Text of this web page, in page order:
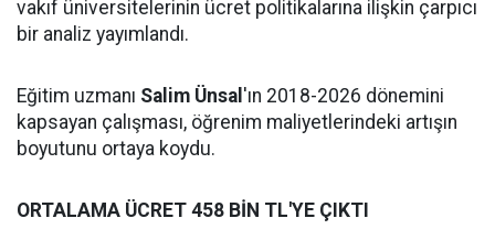
vakıf üniversitelerinin ücret politikalarına ilişkin çarpıcı
bir analiz yayımlandı.
Eğitim uzmanı Salim Ünsal 'ın 2018-2026 dönemini
kapsayan çalışması, öğrenim maliyetlerindeki artışın
boyutunu ortaya koydu.
ORTALAMA ÜCRET 458 BİN TL'YE ÇIKTI